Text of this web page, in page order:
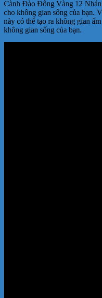
Cành Đào Đông Vàng 12
cho không gian sống của bạn.
này có thể tạo ra không gian
không gian sống của bạn.